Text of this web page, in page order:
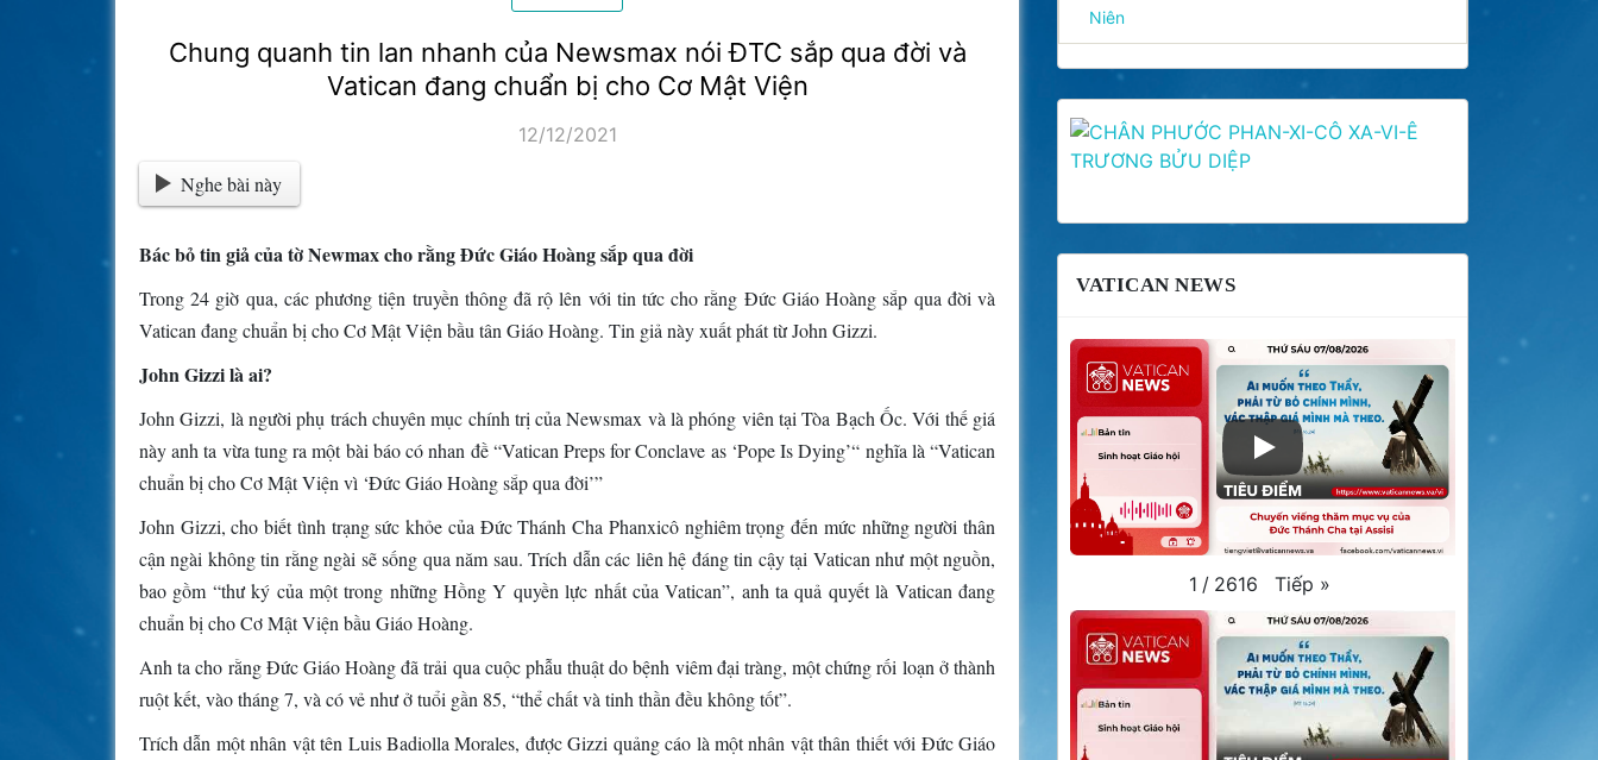
Chung quanh tin lan nhanh của Newsmax nói ĐTC sắp qua đời và
Vatican đang chuẩn bị cho Cơ Mật Viện
12/12/2021
Nghe bài này
Bác bỏ tin giả của tờ Newmax cho rằng Đức Giáo Hoàng sắp qua đời
Trong 24 giờ qua, các phương tiện truyền thông đã rộ lên với tin tức cho rằng Đức Giáo Hoàng sắp qua đời và
Vatican đang chuẩn bị cho Cơ Mật Viện bầu tân Giáo Hoàng. Tin giả này xuất phát từ John Gizzi.
John Gizzi là ai?
John Gizzi, là người phụ trách chuyên mục chính trị của Newsmax và là phóng viên tại Tòa Bạch Ốc. Với thế giá
này anh ta vừa tung ra một bài báo có nhan đề “Vatican Preps for Conclave as ‘Pope Is Dying’“ nghĩa là “Vatican
chuẩn bị cho Cơ Mật Viện vì ‘Đức Giáo Hoàng sắp qua đời’”
John Gizzi, cho biết tình trạng sức khỏe của Đức Thánh Cha Phanxicô nghiêm trọng đến mức những người thân
cận ngài không tin rằng ngài sẽ sống qua năm sau. Trích dẫn các liên hệ đáng tin cậy tại Vatican như một nguồn,
bao gồm “thư ký của một trong những Hồng Y quyền lực nhất của Vatican”, anh ta quả quyết là Vatican đang
chuẩn bị cho Cơ Mật Viện bầu Giáo Hoàng.
Anh ta cho rằng Đức Giáo Hoàng đã trải qua cuộc phẫu thuật do bệnh viêm đại tràng, một chứng rối loạn ở thành
ruột kết, vào tháng 7, và có vẻ như ở tuổi gần 85, “thể chất và tinh thần đều không tốt”.
Trích dẫn một nhân vật tên Luis Badiolla Morales, được Gizzi quảng cáo là một nhân vật thân thiết với Đức Giáo
Niên
VATICAN NEWS
1 / 2616 Tiếp »